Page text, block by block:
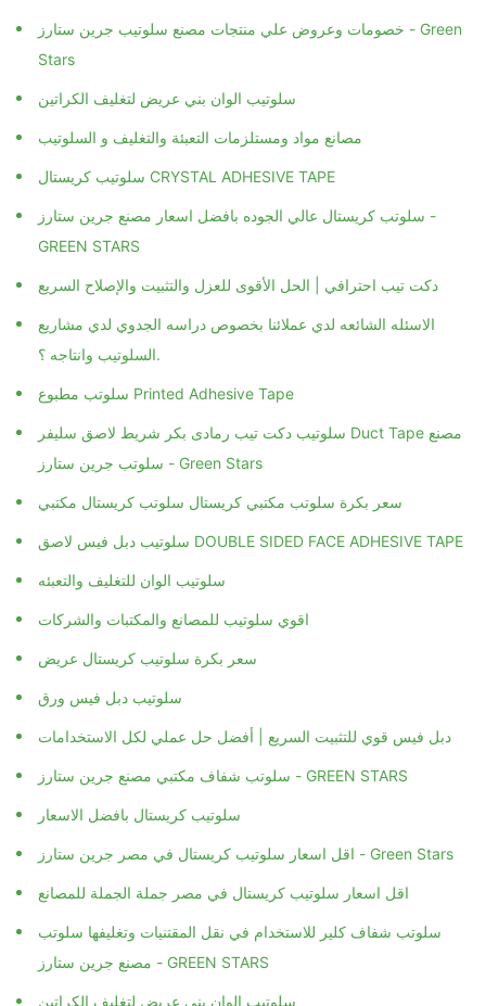
خصومات وعروض علي منتجات مصنع سلوتيب جرين ستارز - Green
Stars
سلوتيب الوان بني عريض لتغليف الكراتين
مصانع مواد ومستلزمات التعبئة والتغليف و السلوتيب
سلوتيب كريستال CRYSTAL ADHESIVE TAPE
سلوتب كريستال عالي الجوده بافضل اسعار مصنع جرين ستارز -
GREEN STARS
دكت تيب احترافي | الحل الأقوى للعزل والتثبيت والإصلاح السريع
الاسئله الشائعه لدي عملائنا بخصوص دراسه الجدوي لدي مشاريع
السلوتيب وانتاجه ؟.
سلوتب مطبوع Printed Adhesive Tape
سلوتيب دكت تيب رمادى بكر شريط لاصق سليفر Duct Tape مصنع
سلوتب جرين ستارز - Green Stars
سعر بكرة سلوتب مكتبي كريستال سلوتب كريستال مكتبي
سلوتيب دبل فيس لاصق DOUBLE SIDED FACE ADHESIVE TAPE
سلوتيب الوان للتغليف والتعبئه
اقوي سلوتيب للمصانع والمكتبات والشركات
سعر بكرة سلوتيب كريستال عريض
سلوتيب دبل فيس ورق
دبل فيس قوي للتثبيت السريع | أفضل حل عملي لكل الاستخدامات
سلوتب شفاف مكتبي مصنع جرين ستارز - GREEN STARS
سلوتيب كريستال بافضل الاسعار
اقل اسعار سلوتيب كريستال في مصر جرين ستارز - Green Stars
اقل اسعار سلوتيب كريستال في مصر جملة الجملة للمصانع
سلوتب شفاف كلير للاستخدام في نقل المقتنيات وتغليفها سلوتب
مصنع جرين ستارز - GREEN STARS
سلوتيب الوان بني عريض لتغليف الكراتين